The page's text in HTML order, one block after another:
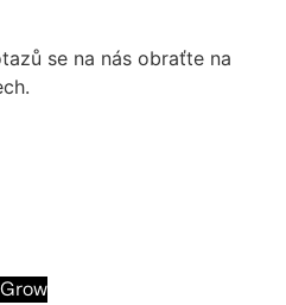
se na nás obraťte na